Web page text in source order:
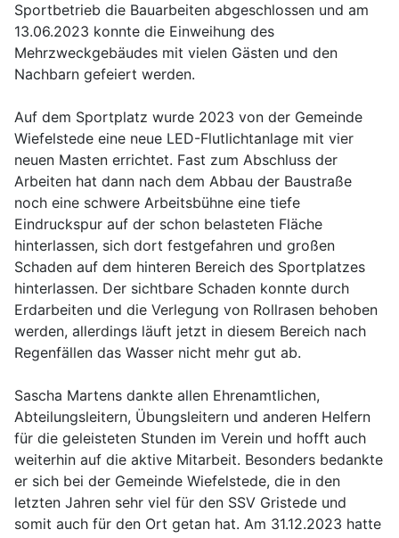
Sportbetrieb die Bauarbeiten abgeschlossen und am
13.06.2023 konnte die Einweihung des
Mehrzweckgebäudes mit vielen Gästen und den
Nachbarn gefeiert werden.
Auf dem Sportplatz wurde 2023 von der Gemeinde
Wiefelstede eine neue LED-Flutlichtanlage mit vier
neuen Masten errichtet. Fast zum Abschluss der
Arbeiten hat dann nach dem Abbau der Baustraße
noch eine schwere Arbeitsbühne eine tiefe
Eindruckspur auf der schon belasteten Fläche
hinterlassen, sich dort festgefahren und großen
Schaden auf dem hinteren Bereich des Sportplatzes
hinterlassen. Der sichtbare Schaden konnte durch
Erdarbeiten und die Verlegung von Rollrasen behoben
werden, allerdings läuft jetzt in diesem Bereich nach
Regenfällen das Wasser nicht mehr gut ab.
Sascha Martens dankte allen Ehrenamtlichen,
Abteilungsleitern, Übungsleitern und anderen Helfern
für die geleisteten Stunden im Verein und hofft auch
weiterhin auf die aktive Mitarbeit. Besonders bedankte
er sich bei der Gemeinde Wiefelstede, die in den
letzten Jahren sehr viel für den SSV Gristede und
somit auch für den Ort getan hat. Am 31.12.2023 hatte